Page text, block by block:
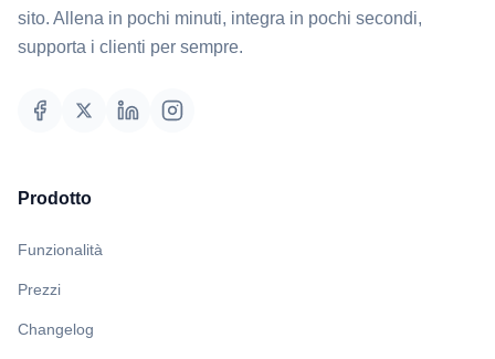
sito. Allena in pochi minuti, integra in pochi secondi,
supporta i clienti per sempre.
Prodotto
Funzionalità
Prezzi
Changelog